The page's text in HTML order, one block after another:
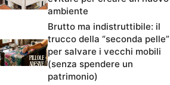
ambiente
Brutto ma indistruttibile: il
trucco della “seconda pelle”
per salvare i vecchi mobili
(senza spendere un
patrimonio)